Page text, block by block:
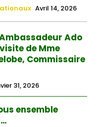
Avril 14, 2026
Ado
de Mme
Commissaire
31, 2026
ensemble